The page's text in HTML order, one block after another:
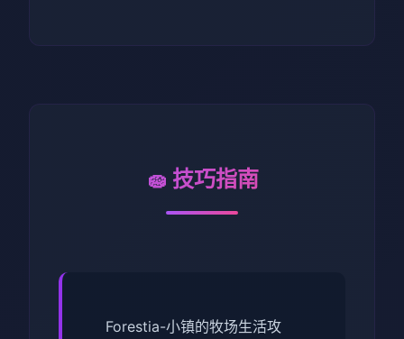
🧽 技巧指南
Forestia-小镇的牧场生活攻